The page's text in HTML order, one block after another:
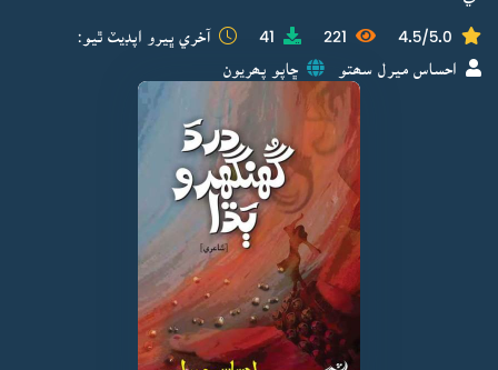
4.5/5.0
221
41 آخري ڀيرو اپڊيٽ ٿيو:
احساس ميرل سھتو ڇاپو پھريون